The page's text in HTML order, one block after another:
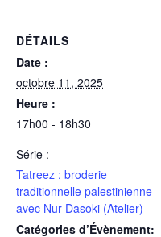
DÉTAILS
Date :
octobre 11, 2025
Heure :
17h00 - 18h30
Série :
Tatreez : broderie
traditionnelle palestinienne
avec Nur Dasoki (Atelier)
Catégories d’Évènement: